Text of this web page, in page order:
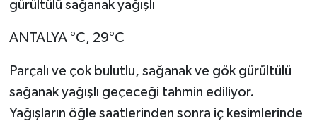
gürültülü sağanak yağışlı
ANTALYA °C, 29°C
Parçalı ve çok bulutlu, sağanak ve gök gürültülü
sağanak yağışlı geçeceği tahmin ediliyor.
Yağışların öğle saatlerinden sonra iç kesimlerinde